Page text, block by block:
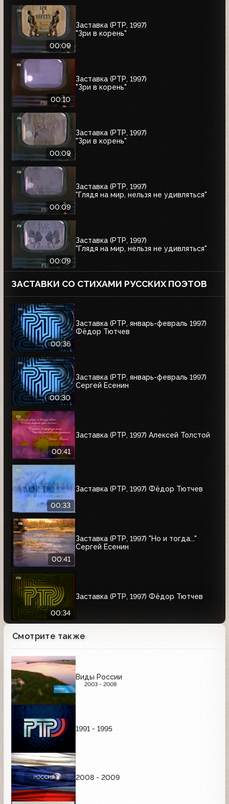
00:09
Заставка (РТР, 1997)
"Зри в корень"
00:10
Заставка (РТР, 1997)
"Зри в корень"
00:09
Заставка (РТР, 1997)
"Зри в корень"
00:09
Заставка (РТР, 1997)
"Глядя на мир, нельзя не удивляться"
00:09
Заставка (РТР, 1997)
"Глядя на мир, нельзя не удивляться"
ЗАСТАВКИ СО СТИХАМИ РУССКИХ ПОЭТОВ
00:36
Заставка (РТР, январь-февраль 1997)
Фёдор Тютчев
00:30
Заставка (РТР, январь-февраль 1997)
Сергей Есенин
00:41
Заставка (РТР, 1997) Алексей Толстой
00:33
Заставка (РТР, 1997) Фёдор Тютчев
00:41
Заставка (РТР, 1997) "Но и тогда..."
Сергей Есенин
00:34
Заставка (РТР, 1997) Фёдор Тютчев
Смотрите также
Виды России
2003 - 2008
1991 - 1995
2008 - 2009